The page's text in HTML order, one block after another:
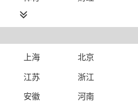
科技
娱乐
影视
电视剧
综合
IPTV智能电视
数字电视
上海
北京
江苏
浙江
安徽
河南